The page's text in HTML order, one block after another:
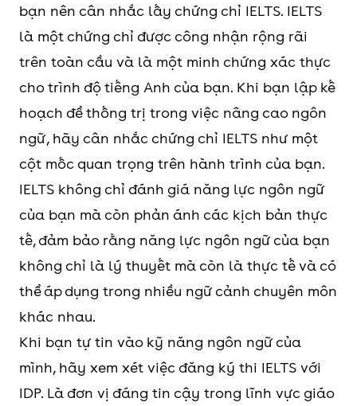
bạn nên cân nhắc lấy chứng chỉ IELTS. IELTS
là một chứng chỉ được công nhận rộng rãi
trên toàn cầu và là một minh chứng xác thực
cho trình độ tiếng Anh của bạn. Khi bạn lập kế
hoạch để thống trị trong việc nâng cao ngôn
ngữ, hãy cân nhắc chứng chỉ IELTS như một
cột mốc quan trọng trên hành trình của bạn.
IELTS không chỉ đánh giá năng lực ngôn ngữ
của bạn mà còn phản ánh các kịch bản thực
tế, đảm bảo rằng năng lực ngôn ngữ của bạn
không chỉ là lý thuyết mà còn là thực tế và có
thể áp dụng trong nhiều ngữ cảnh chuyên môn
khác nhau.
Khi bạn tự tin vào kỹ năng ngôn ngữ của
mình, hãy xem xét việc đăng ký thi IELTS với
IDP. Là đơn vị đáng tin cậy trong lĩnh vực giáo